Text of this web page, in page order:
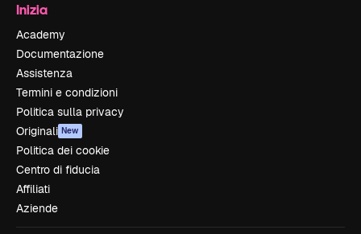
Inizia
Academy
Documentazione
Assistenza
Termini e condizioni
Politica sulla privacy
Originali New
Politica dei cookie
Centro di fiducia
Affiliati
Aziende